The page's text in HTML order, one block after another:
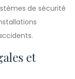
de sécurité
et